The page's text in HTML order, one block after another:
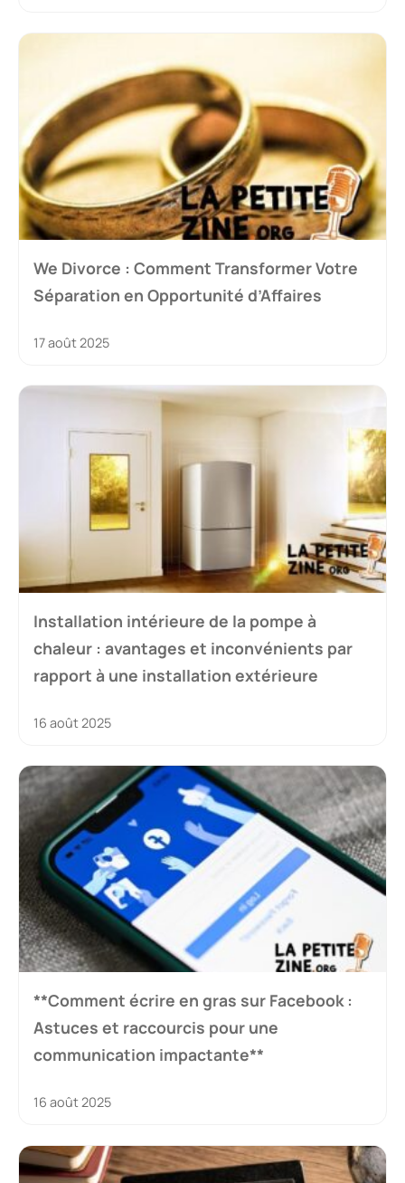
We Divorce : Comment Transformer Votre
Séparation en Opportunité d’Affaires
17 août 2025
Installation intérieure de la pompe à
chaleur : avantages et inconvénients par
rapport à une installation extérieure
16 août 2025
**Comment écrire en gras sur Facebook :
Astuces et raccourcis pour une
communication impactante**
16 août 2025